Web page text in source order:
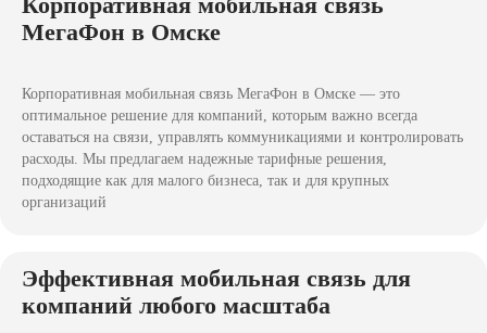
МегаФон в Омске
Корпоративная мобильная связь МегаФон в Омске — это
оптимальное решение для компаний, которым важно всегда
оставаться на связи, управлять коммуникациями и контролировать
расходы. Мы предлагаем надежные тарифные решения,
подходящие как для малого бизнеса, так и для крупных
организаций
Эффективная мобильная связь для
компаний любого масштаба
Я согласен с политикой конфиденциальности